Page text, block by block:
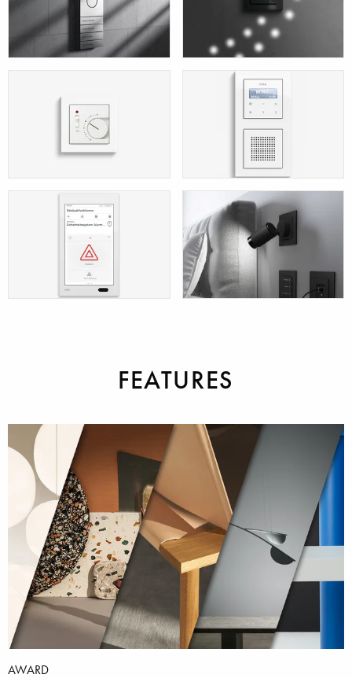
Jalousiesteuerung
Heizung, Lüftung,
Raumklima
/ Unterhaltung
FEATURES
AWARD